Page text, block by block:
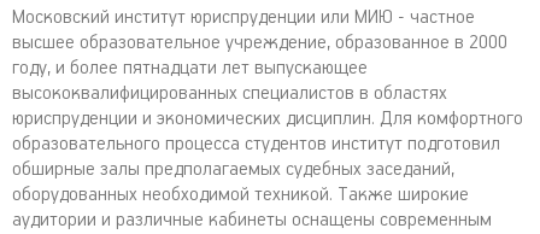
Московский институт юриспруденции или МИЮ - частное
высшее образовательное учреждение, образованное в 2000
году, и более пятнадцати лет выпускающее
высококвалифицированных специалистов в областях
юриспруденции и экономических дисциплин. Для комфортного
образовательного процесса студентов институт подготовил
обширные залы предполагаемых судебных заседаний,
оборудованных необходимой техникой. Также широкие
аудитории и различные кабинеты оснащены современным